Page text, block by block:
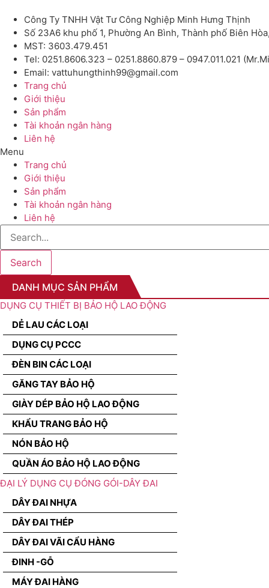
Công Ty TNHH Vật Tư Công Nghiệp Minh Hưng Thịnh
Số 23A6 khu phố 1, Phường An Bình, Thành phố Biên
MST: 3603.479.451
Tel: 0251.8606.323 – 0251.8860.879 – 0947.011.021
Email: vattuhungthinh99@gmail.com
Trang chủ
Giới thiệu
Sản phẩm
Tài khoản ngân hàng
Liên hệ
Menu
Trang chủ
Giới thiệu
Sản phẩm
Tài khoản ngân hàng
Liên hệ
Search
DANH MỤC SẢN PHẨM
DỤNG CỤ THIẾT BỊ BẢO HỘ LAO ĐỘNG
DẺ LAU CÁC LOẠI
DỤNG CỤ PCCC
ĐÈN BIN CÁC LOẠI
GĂNG TAY BẢO HỘ
GIÀY DÉP BẢO HỘ LAO ĐỘNG
KHẨU TRANG BẢO HỘ
NÓN BẢO HỘ
QUẦN ÁO BẢO HỘ LAO ĐỘNG
ĐẠI LÝ DỤNG CỤ ĐÓNG GÓI-DÂY ĐAI
DÂY ĐAI NHỰA
DÂY ĐAI THÉP
DÂY ĐAI VÃI CẨU HÀNG
ĐINH -GỖ
MÁY ĐAI HÀNG